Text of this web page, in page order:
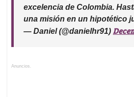
excelencia de Colombia.
una misión en un hipotético
— Daniel (@danielhr91)
Anuncios.